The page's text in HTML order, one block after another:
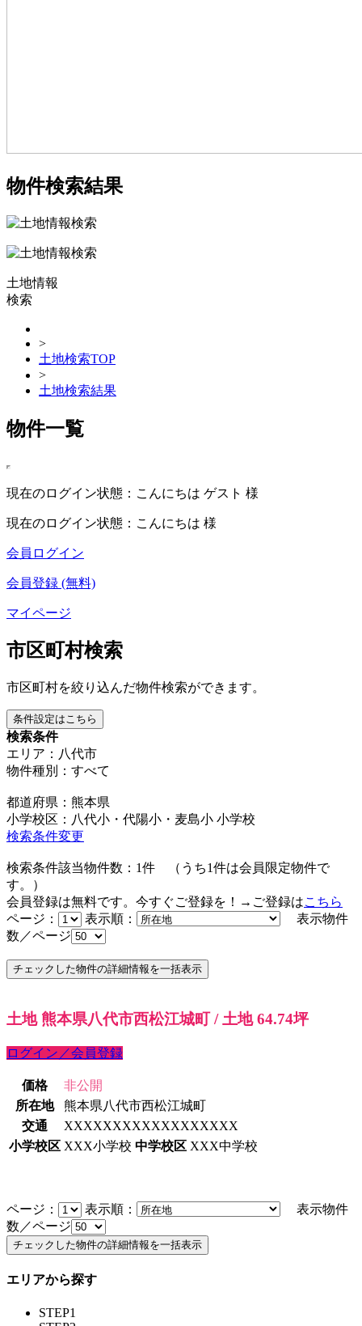
物件検索結果
土地情報
検索
>
土地検索TOP
>
土地検索結果
物件一覧
現在のログイン状態：こんにちは ゲスト 様
現在のログイン状態：こんにちは 様
会員ログイン
会員登録 (無料)
マイページ
市区町村検索
市区町村を絞り込んだ物件検索ができます。
条件設定はこちら
検索条件
エリア：八代市
物件種別：すべて
都道府県：熊本県
小学校区：八代小・代陽小・麦島小 小学校
検索条件変更
検索条件該当物件数： 1件 （うち1件は会員限定物件で
す。）
会員登録は無料です。今すぐご登録を！→ご登録はこちら
ページ：
表示順：
表示物件
数／ページ
土地 熊本県八代市西松江城町 / 土地 64.74坪
ログイン／会員登録
価格
非公開
所在地
熊本県八代市西松江城町
交通
XXXXXXXXXXXXXXXXXX
小学校区 XXX小学校 中学校区 XXX中学校
ページ： 表示順：
表示物件
数／ページ
エリアから探す
STEP1